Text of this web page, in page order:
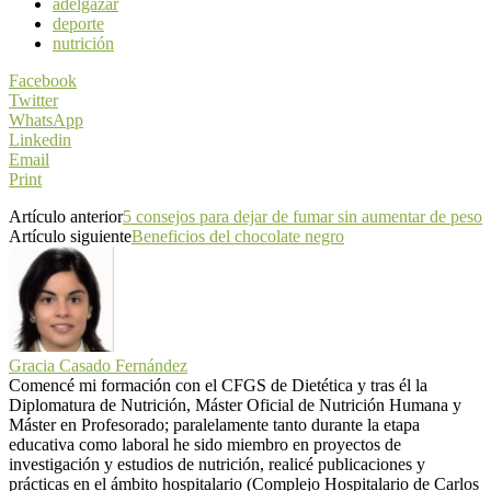
deporte
nutrición
Facebook
Twitter
WhatsApp
Linkedin
Email
Print
Artículo anterior5 consejos para dejar de fumar sin aumentar de peso
Artículo siguienteBeneficios del chocolate negro
Gracia Casado Fernández
Comencé mi formación con el CFGS de Dietética y tras él la
Diplomatura de Nutrición, Máster Oficial de Nutrición Humana y
Máster en Profesorado; paralelamente tanto durante la etapa
educativa como laboral he sido miembro en proyectos de
investigación y estudios de nutrición, realicé publicaciones y
prácticas en el ámbito hospitalario (Complejo Hospitalario de Carlos